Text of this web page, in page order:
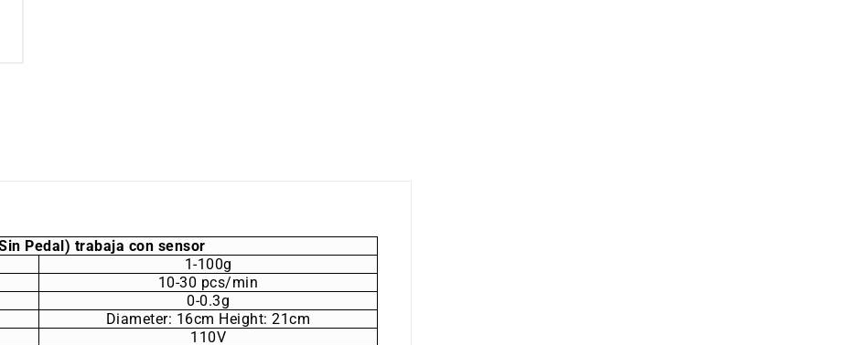
Pedal) trabaja con sensor
1-100g
10-30 pcs/min
0-0.3g
Diameter: 16cm Height: 21cm
110V